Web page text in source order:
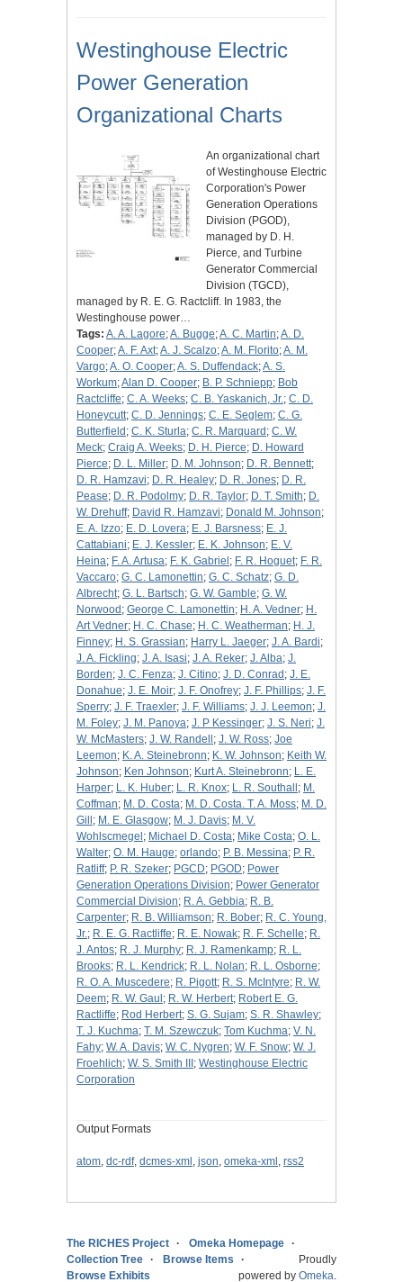
Westinghouse Electric
Power Generation
Organizational Charts
An organizational chart
of Westinghouse Electric
Corporation's Power
Generation Operations
Division (PGOD),
managed by D. H.
Pierce, and Turbine
Generator Commercial
Division (TGCD),
managed by R. E. G. Ractcliff. In 1983, the
Westinghouse power…
Tags: A. A. Lagore;A. Bugge;A. C. Martin;A. D.
Cooper;A. F. Axt;A. J. Scalzo;A. M. Florito;A. M.
Vargo;A. O. Cooper;A. S. Duffendack;A. S.
Workum;Alan D. Cooper; B. P. Schniepp; Bob
Ractcliffe; C. A. Weeks; C. B. Yaskanich, Jr.; C. D.
Honeycutt; C. D. Jennings; C. E. Seglem; C. G.
Butterfield ; C. K. Sturla; C. R. Marquard ; C. W.
Meck; Craig A. Weeks; D. H. Pierce; D. Howard
Pierce; D. L. Miller; D. M. Johnson; D. R. Bennett;
D. R. Hamzavi; D. R. Healey; D. R. Jones; D. R.
Pease; D. R. Podolmy; D. R. Taylor; D. T. Smith; D.
W. Drehuff; David R. Hamzavi; Donald M. Johnson;
E. A. Izzo; E. D. Lovera; E. J. Barsness; E. J.
Cattabiani; E. J. Kessler; E. K. Johnson; E. V.
Heina; F. A. Artusa; F. K. Gabriel ; F. R. Hoguet; F. R.
Vaccaro; G. C. Lamonettin; G. C. Schatz; G. D.
Albrecht; G. L. Bartsch; G. W. Gamble; G. W.
Norwood ; George C. Lamonettin; H. A. Vedner; H.
Art Vedner; H. C. Chase; H. C. Weatherman; H. J.
Finney; H. S. Grassian; Harry L. Jaeger; J. A. Bardi;
J. A. Fickling; J. A. Isasi; J. A. Reker; J. Alba; J.
Borden; J. C. Fenza; J. Citino; J. D. Conrad ; J. E.
Donahue; J. E. Moir; J. F. Onofrey; J. F. Phillips; J. F.
Sperry; J. F. Traexler; J. F. Williams; J. J. Leemon; J.
M. Foley; J. M. Panoya; J. P Kessinger; J. S. Neri; J.
W. McMasters; J. W. Randell ; J. W. Ross; Joe
Leemon; K. A. Steinebronn; K. W. Johnson; Keith W.
Johnson; Ken Johnson; Kurt A. Steinebronn; L. E.
Harper; L. K. Huber; L. R. Knox; L. R. Southall ; M.
Coffman; M. D. Costa; M. D. Costa. T. A. Moss; M. D.
Gill ; M. E. Glasgow; M. J. Davis; M. V.
Wohlscmegel ; Michael D. Costa; Mike Costa; O. L.
Walter; O. M. Hauge; orlando; P. B. Messina; P. R.
Ratliff; P. R. Szeker; PGCD; PGOD; Power
Generation Operations Division; Power Generator
Commercial Division; R. A. Gebbia; R. B.
Carpenter; R. B. Williamson; R. Bober; R. C. Young,
Jr.; R. E. G. Ractliffe; R. E. Nowak; R. F. Schelle; R.
J. Antos; R. J. Murphy; R. J. Ramenkamp; R. L.
Brooks; R. L. Kendrick; R. L. Nolan; R. L. Osborne;
R. O. A. Muscedere; R. Pigott; R. S. McIntyre; R. W.
Deem; R. W. Gaul ; R. W. Herbert; Robert E. G.
Ractliffe; Rod Herbert; S. G. Sujam; S. R. Shawley;
T. J. Kuchma; T. M. Szewczuk; Tom Kuchma; V. N.
Fahy; W. A. Davis; W. C. Nygren; W. F. Snow; W. J.
Froehlich; W. S. Smith III ; Westinghouse Electric
Corporation
Output Formats
atom, dc-rdf, dcmes-xml , json, omeka-xml , rss2
The RICHES Project
Omeka Homepage
Collection Tree
Browse Items
Browse Exhibits
Proudly
powered by Omeka.